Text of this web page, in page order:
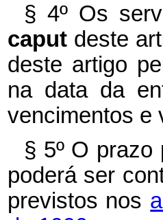
§ 4º Os
caput deste
deste artigo
na data da
vencimentos e
§ 5º O
poderá ser
previstos nos